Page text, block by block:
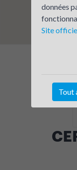
données
Site
Tout